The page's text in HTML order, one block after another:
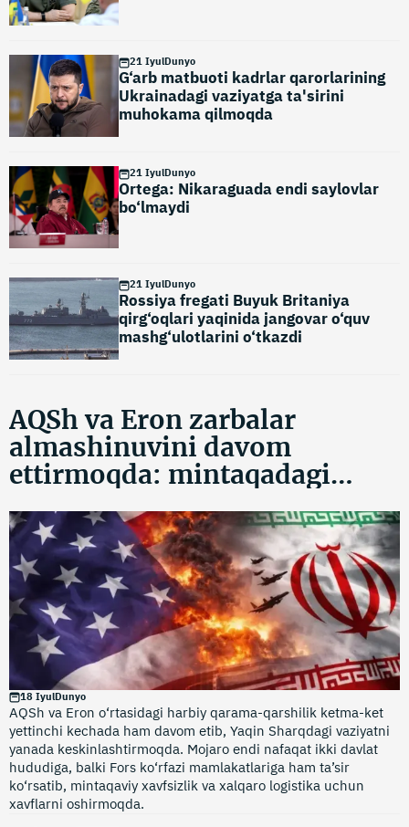
21 IyulDunyo
G‘arb matbuoti kadrlar qarorlarining
Ukrainadagi vaziyatga ta'sirini
muhokama qilmoqda
21 IyulDunyo
Ortega: Nikaraguada endi saylovlar
bo‘lmaydi
21 IyulDunyo
Rossiya fregati Buyuk Britaniya
qirg‘oqlari yaqinida jangovar o‘quv
mashg‘ulotlarini o‘tkazdi
AQSh va Eron zarbalar
almashinuvini davom
ettirmoqda: mintaqadagi
18 IyulDunyo
AQSh va Eron o‘rtasidagi harbiy qarama-qarshilik ketma-ket
yettinchi kechada ham davom etib, Yaqin Sharqdagi vaziyatni
yanada keskinlashtirmoqda. Mojaro endi nafaqat ikki davlat
hududiga, balki Fors ko‘rfazi mamlakatlariga ham ta’sir
ko‘rsatib, mintaqaviy xavfsizlik va xalqaro logistika uchun
xavflarni oshirmoqda.